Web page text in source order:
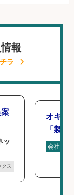
報
ラ
ッ
クス
オキア
「製
会社名